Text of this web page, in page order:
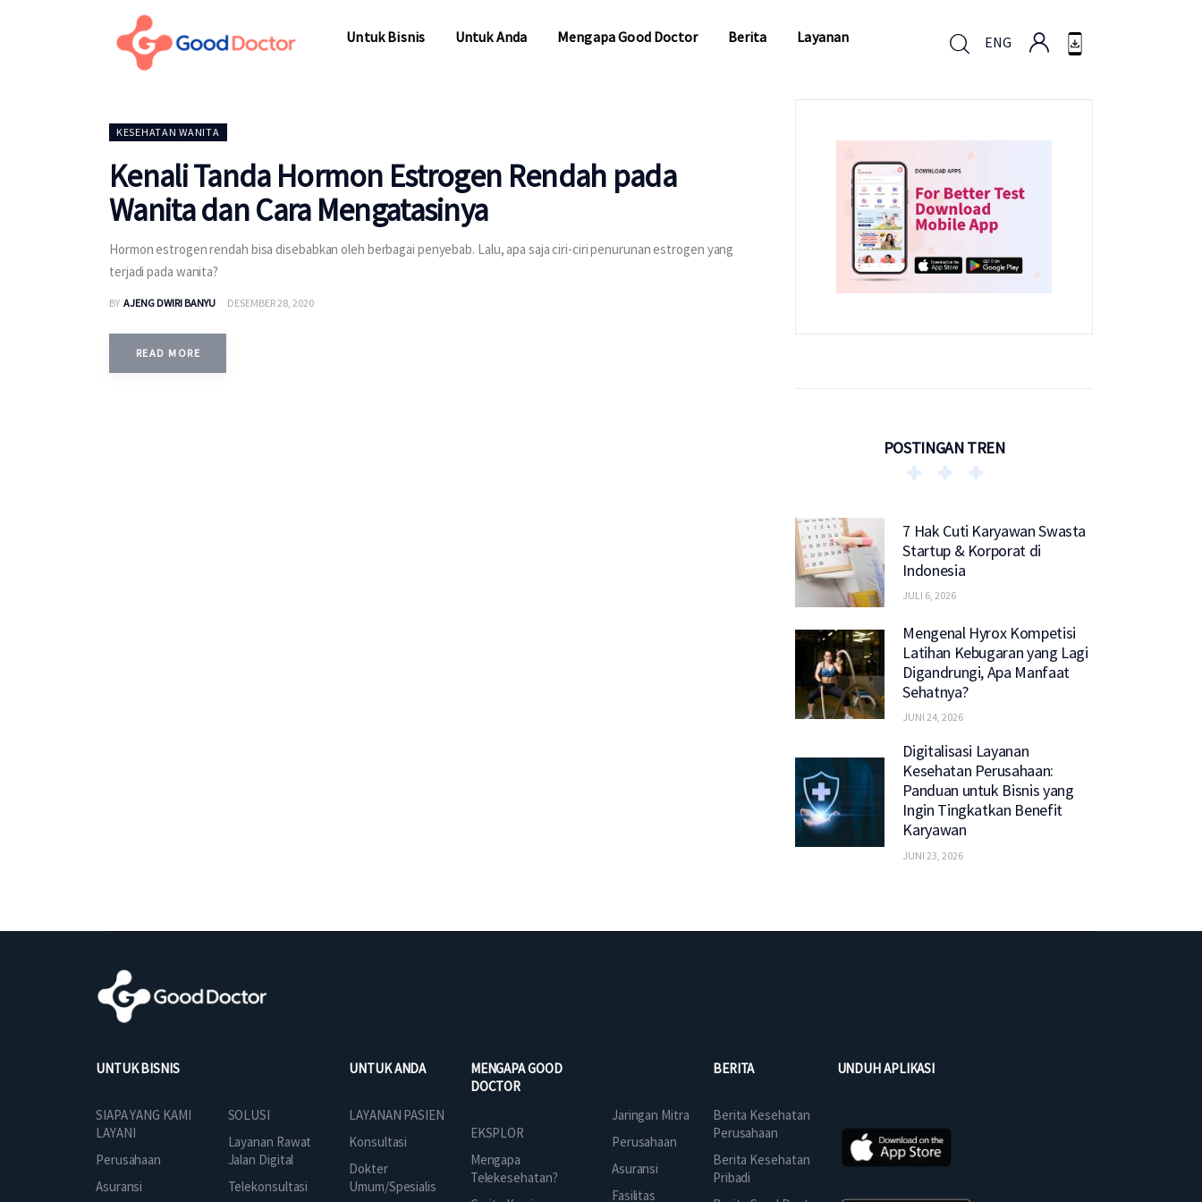
Untuk Bisnis Untuk Anda Mengapa Good Doctor Berita Layanan ENG
KESEHATAN WANITA
Kenali Tanda Hormon Estrogen Rendah pada
Wanita dan Cara Mengatasinya
Hormon estrogen rendah bisa disebabkan oleh berbagai penyebab. Lalu, apa saja ciri-ciri penurunan estrogen yang
terjadi pada wanita?
BY AJENG DWIRI BANYU DESEMBER 28, 2020
READ MORE
POSTINGAN TREN
7 Hak Cuti Karyawan Swasta
Startup & Korporat di
Indonesia
JULI 6, 2026
Mengenal Hyrox Kompetisi
Latihan Kebugaran yang Lagi
Digandrungi, Apa Manfaat
Sehatnya?
JUNI 24, 2026
Digitalisasi Layanan
Kesehatan Perusahaan:
Panduan untuk Bisnis yang
Ingin Tingkatkan Benefit
Karyawan
JUNI 23, 2026
UNTUK BISNIS
SIAPA YANG KAMI
LAYANI
Perusahaan
Asuransi
SOLUSI
Layanan Rawat
Jalan Digital
Telekonsultasi
UNTUK ANDA
LAYANAN PASIEN
Konsultasi
Dokter
Umum/Spesialis
MENGAPA GOOD
DOCTOR
EKSPLOR
Mengapa
Telekesehatan?
Jaringan Mitra
Perusahaan
Asuransi
Fasilitas
BERITA
Berita Kesehatan
Perusahaan
Berita Kesehatan
Pribadi
UNDUH APLIKASI